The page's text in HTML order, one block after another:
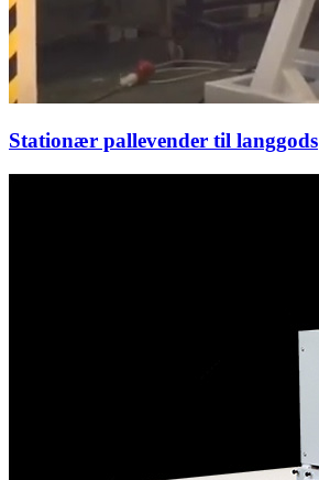
Stationær pallevender til langgods